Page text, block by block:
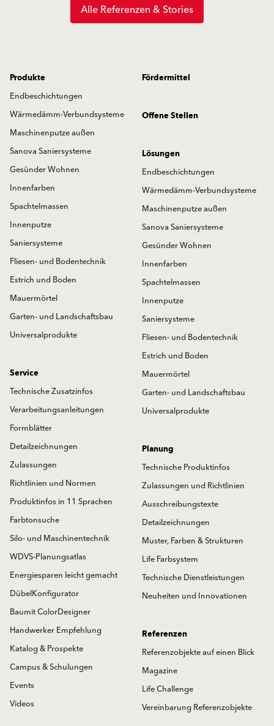
Alle Referenzen & Stories
Produkte
Endbeschichtungen
Wärmedämm-Verbundsysteme
Maschinenputze außen
Sanova Saniersysteme
Gesünder Wohnen
Innenfarben
Spachtelmassen
Innenputze
Saniersysteme
Fliesen- und Bodentechnik
Estrich und Boden
Mauermörtel
Garten- und Landschaftsbau
Universalprodukte
Fördermittel
Offene Stellen
Lösungen
Endbeschichtungen
Wärmedämm-Verbundsysteme
Maschinenputze außen
Sanova Saniersysteme
Gesünder Wohnen
Innenfarben
Spachtelmassen
Innenputze
Saniersysteme
Fliesen- und Bodentechnik
Estrich und Boden
Mauermörtel
Garten- und Landschaftsbau
Universalprodukte
Service
Technische Zusatzinfos
Verarbeitungsanleitungen
Formblätter
Detailzeichnungen
Zulassungen
Richtlinien und Normen
Produktinfos in 11 Sprachen
Farbtonsuche
Silo- und Maschinentechnik
WDVS-Planungsatlas
Energiesparen leicht gemacht
DübelKonfigurator
Baumit ColorDesigner
Handwerker Empfehlung
Katalog & Prospekte
Campus & Schulungen
Events
Videos
Planung
Technische Produktinfos
Zulassungen und Richtlinien
Ausschreibungstexte
Detailzeichnungen
Muster, Farben & Strukturen
Life Farbsystem
Technische Dienstleistungen
Neuheiten und Innovationen
Referenzen
Referenzobjekte auf einen Blick
Magazine
Life Challenge
Vereinbarung Referenzobjekte